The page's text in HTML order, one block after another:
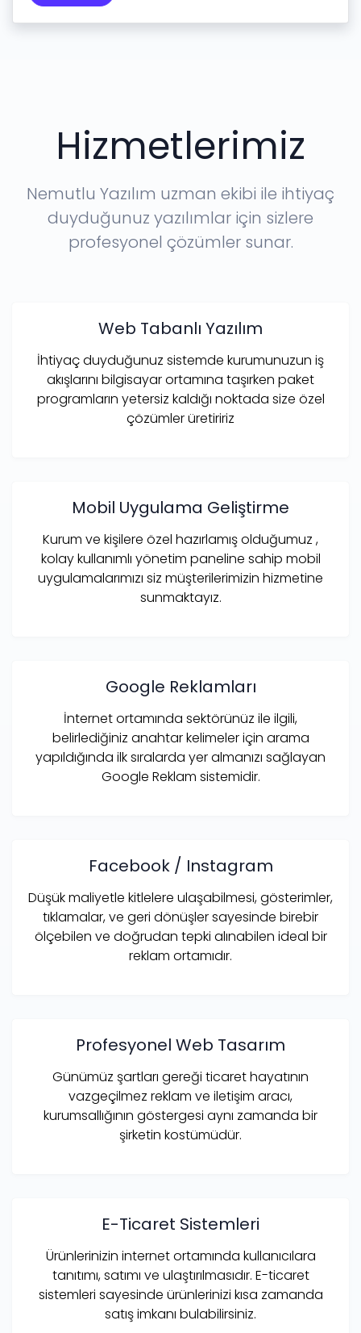
Hizmetlerimiz
Nemutlu Yazılım uzman ekibi ile ihtiyaç
duyduğunuz yazılımlar için sizlere
profesyonel çözümler sunar.
Web Tabanlı Yazılım
İhtiyaç duyduğunuz sistemde kurumunuzun iş
akışlarını bilgisayar ortamına taşırken paket
programların yetersiz kaldığı noktada size özel
çözümler üretiririz
Mobil Uygulama Geliştirme
Kurum ve kişilere özel hazırlamış olduğumuz ,
kolay kullanımlı yönetim paneline sahip mobil
uygulamalarımızı siz müşterilerimizin hizmetine
sunmaktayız.
Google Reklamları
İnternet ortamında sektörünüz ile ilgili,
belirlediğiniz anahtar kelimeler için arama
yapıldığında ilk sıralarda yer almanızı sağlayan
Google Reklam sistemidir.
Facebook / Instagram
Düşük maliyetle kitlelere ulaşabilmesi, gösterimler,
tıklamalar, ve geri dönüşler sayesinde birebir
ölçebilen ve doğrudan tepki alınabilen ideal bir
reklam ortamıdır.
Profesyonel Web Tasarım
Günümüz şartları gereği ticaret hayatının
vazgeçilmez reklam ve iletişim aracı,
kurumsallığının göstergesi aynı zamanda bir
şirketin kostümüdür.
E-Ticaret Sistemleri
Ürünlerinizin internet ortamında kullanıcılara
tanıtımı, satımı ve ulaştırılmasıdır. E-ticaret
sistemleri sayesinde ürünlerinizi kısa zamanda
satış imkanı bulabilirsiniz.